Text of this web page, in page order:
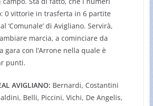
0 vittorie in trasferta in 6 partite
‘Comunale’ di Avigliano. Servirà,
marcia, a cominciare da
gara con l’Arrone nella quale è
punti.
AVIGLIANO: Bernardi, Costantini
Belli, Piccini, Vichi, De Angelis,